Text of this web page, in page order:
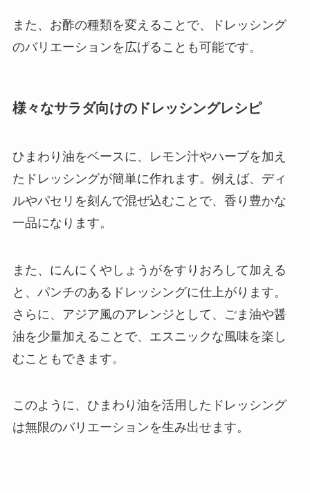
また、お酢の種類を変えることで、ドレッシング
のバリエーションを広げることも可能です。
様々なサラダ向けのドレッシングレシピ
ひまわり油をベースに、レモン汁やハーブを加え
たドレッシングが簡単に作れます。例えば、ディ
ルやパセリを刻んで混ぜ込むことで、香り豊かな
一品になります。
また、にんにくやしょうがをすりおろして加える
と、パンチのあるドレッシングに仕上がります。
さらに、アジア風のアレンジとして、ごま油や醤
油を少量加えることで、エスニックな風味を楽し
むこともできます。
このように、ひまわり油を活用したドレッシング
は無限のバリエーションを生み出せます。